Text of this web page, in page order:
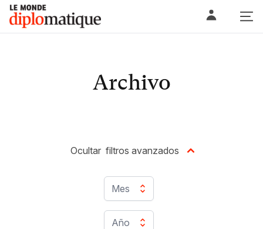
Skip
content
Le monde diplomatique
Archivo
Mes
Año
Ocultar filtros avanzados